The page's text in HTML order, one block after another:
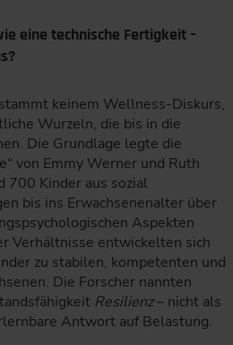
eine technische Fertigkeit –
keinem Wellness-Diskurs,
Wurzeln, die bis in die
Die Grundlage legte die
von Emmy Werner und Ruth
700 Kinder aus sozial
bis ins Erwachsenenalter über
Aspekten
Verhältnisse entwickelten sich
zu stabilen, kompetenten und
Die Forscher nannten
Resilienz– nicht als
Antwort auf Belastung.